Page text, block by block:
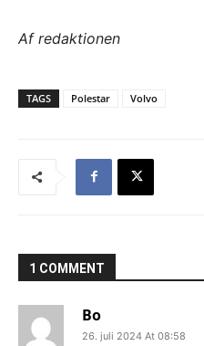
Af redaktionen
TAGS Polestar Volvo
1 COMMENT
Bo
26. juli 2024 At 08:58